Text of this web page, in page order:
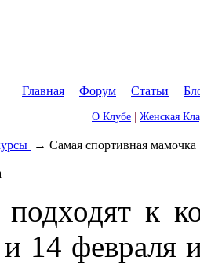
Главная Форум Статьи
О Клубе Женская
→ Cамая спортивная мамочка
подходят к
14 февраля